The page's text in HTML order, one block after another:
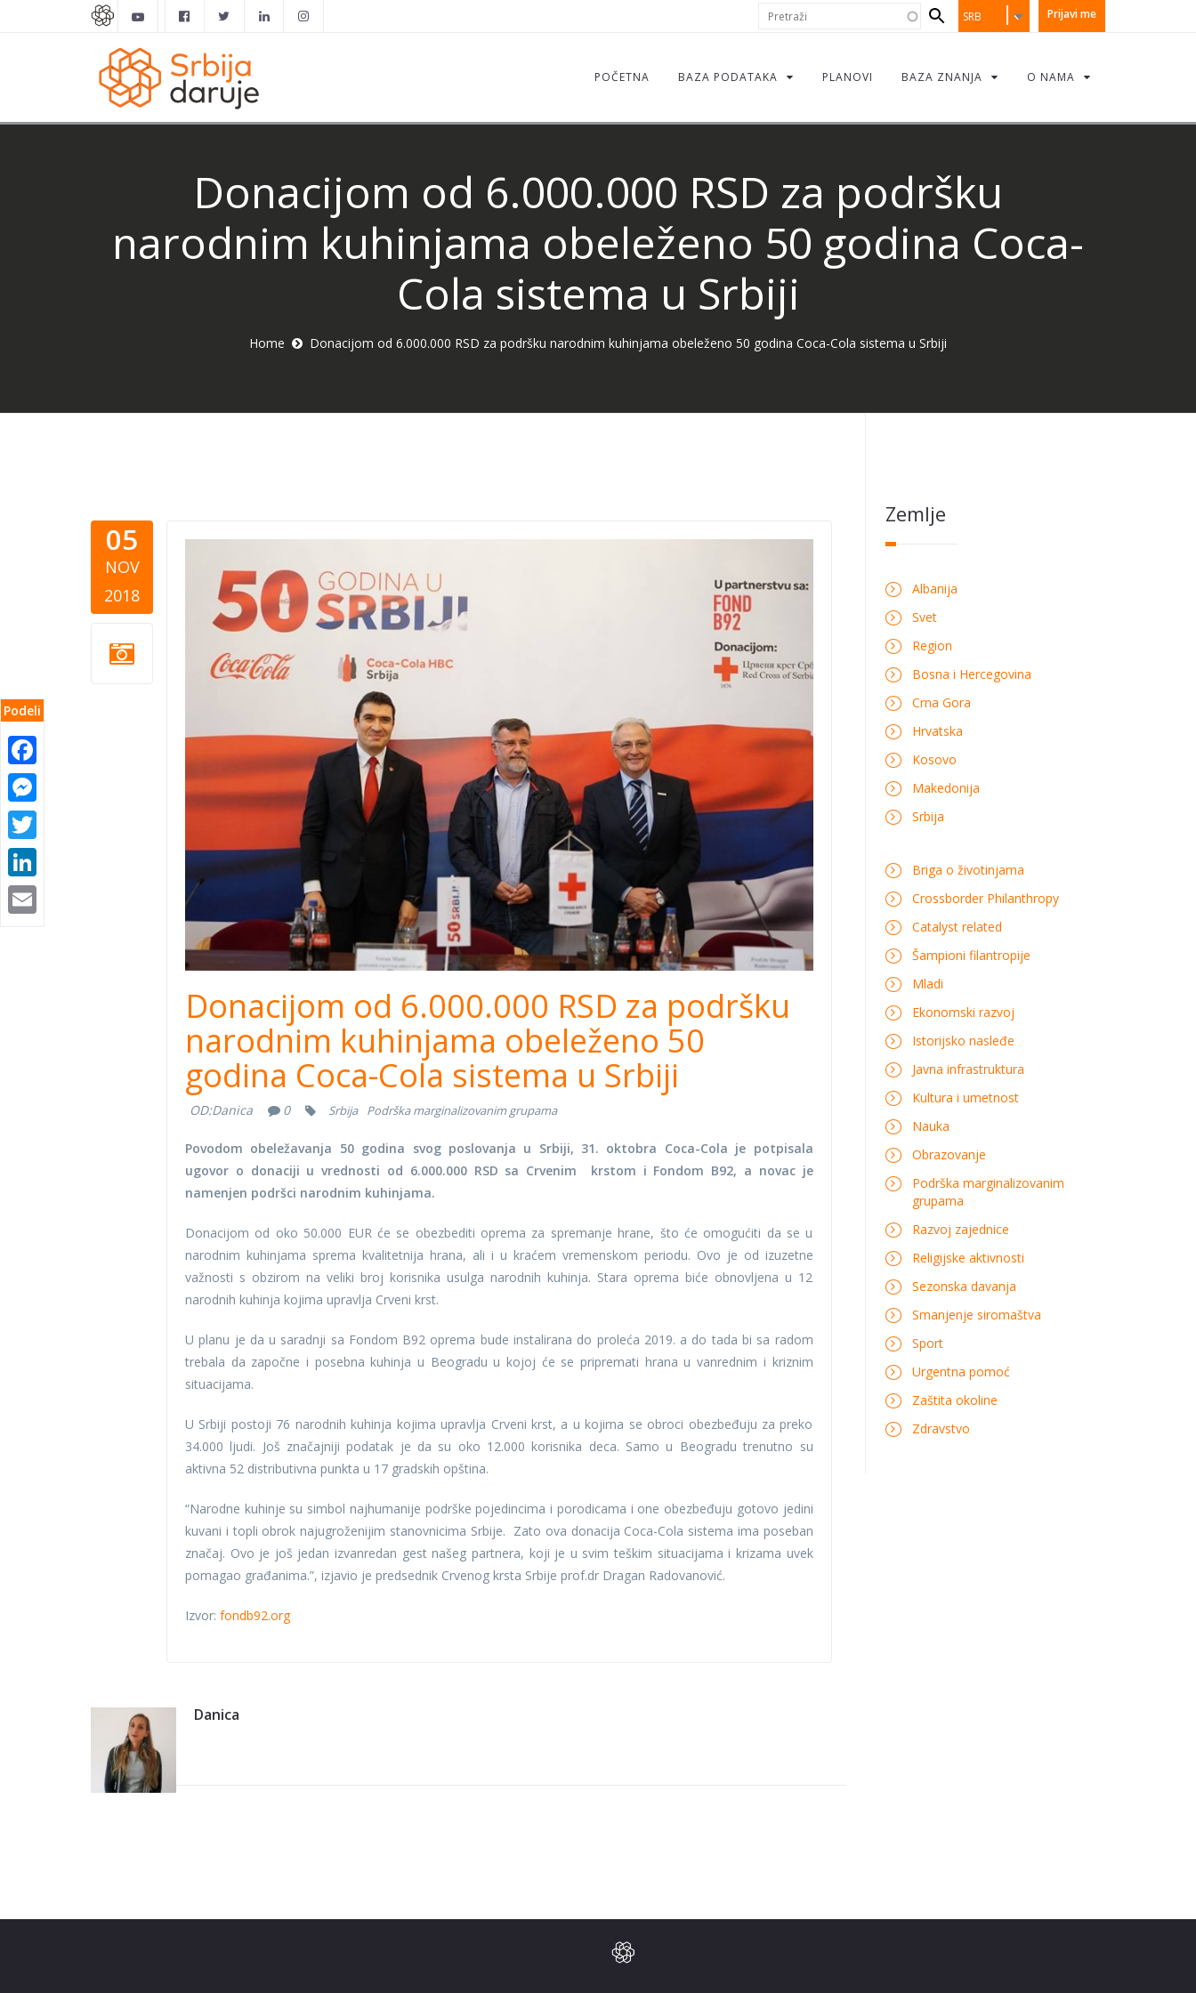
Prijavi me
SRB
Search
form
POČETNA BAZA PODATAKA PLANOVI BAZA ZNANJA O NAMA
Donacijom od 6.000.000 RSD za podršku
narodnim kuhinjama obeleženo 50 godina Coca-
Cola sistema u Srbiji
Home Donacijom od 6.000.000 RSD za podršku narodnim kuhinjama obeleženo 50 godina Coca-Cola sistema u Srbiji
05
NOV
2018
Podeli
coca cola 50 yrs donation.jpg
Donacijom od 6.000.000 RSD za podršku
narodnim kuhinjama obeleženo 50
godina Coca-Cola sistema u Srbiji
OD:Danica 0 Srbija Podrška marginalizovanim grupama
Povodom obeležavanja 50 godina svog poslovanja u Srbiji, 31. oktobra Coca-Cola je potpisala
ugovor o donaciji u vrednosti od 6.000.000 RSD sa Crvenim krstom i Fondom B92, a novac je
namenjen podršci narodnim kuhinjama.
Donacijom od oko 50.000 EUR će se obezbediti oprema za spremanje hrane, što će omogućiti da se u
narodnim kuhinjama sprema kvalitetnija hrana, ali i u kraćem vremenskom periodu. Ovo je od izuzetne
važnosti s obzirom na veliki broj korisnika usulga narodnih kuhinja. Stara oprema biće obnovljena u 12
narodnih kuhinja kojima upravlja Crveni krst.
U planu je da u saradnji sa Fondom B92 oprema bude instalirana do proleća 2019. a do tada bi sa radom
trebala da započne i posebna kuhinja u Beogradu u kojoj će se pripremati hrana u vanrednim i kriznim
situacijama.
U Srbiji postoji 76 narodnih kuhinja kojima upravlja Crveni krst, a u kojima se obroci obezbeđuju za preko
34.000 ljudi. Još značajniji podatak je da su oko 12.000 korisnika deca. Samo u Beogradu trenutno su
aktivna 52 distributivna punkta u 17 gradskih opština.
“Narodne kuhinje su simbol najhumanije podrške pojedincima i porodicama i one obezbeđuju gotovo jedini
kuvani i topli obrok najugroženijim stanovnicima Srbije. Zato ova donacija Coca-Cola sistema ima poseban
značaj. Ovo je još jedan izvanredan gest našeg partnera, koji je u svim teškim situacijama i krizama uvek
pomagao građanima.”, izjavio je predsednik Crvenog krsta Srbije prof.dr Dragan Radovanović.
Izvor: fondb92.org
Danica
Zemlje
Albanija
Svet
Region
Bosna i Hercegovina
Crna Gora
Hrvatska
Kosovo
Makedonija
Srbija
Briga o životinjama
Crossborder Philanthropy
Catalyst related
Šampioni filantropije
Mladi
Ekonomski razvoj
Istorijsko nasleđe
Javna infrastruktura
Kultura i umetnost
Nauka
Obrazovanje
Podrška marginalizovanim
grupama
Razvoj zajednice
Religijske aktivnosti
Sezonska davanja
Smanjenje siromaštva
Sport
Urgentna pomoć
Zaštita okoline
Zdravstvo